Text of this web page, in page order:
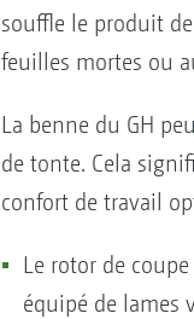
souffle le produit
feuilles mortes ou
La benne du GH
de tonte. Cela
confort de travail
Le rotor de
équipé de lames